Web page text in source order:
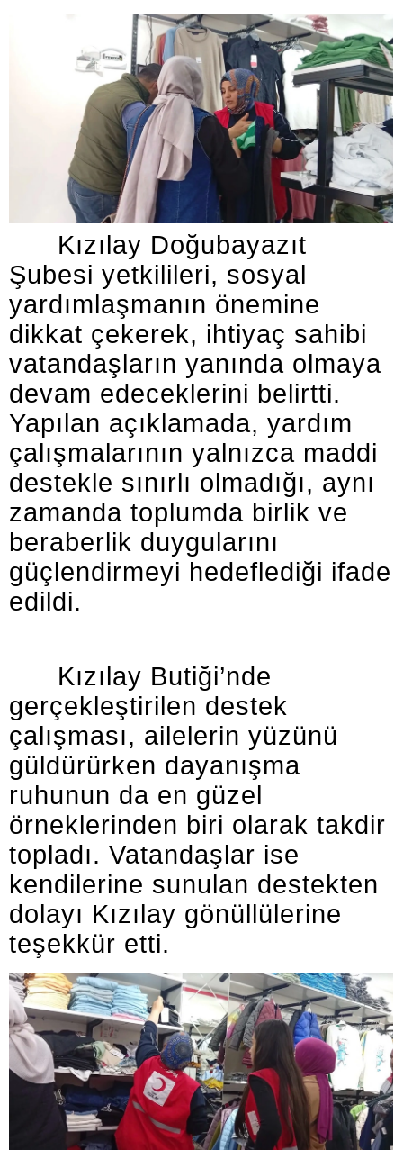
Kızılay Doğubayazıt
Şubesi yetkilileri, sosyal
yardımlaşmanın önemine
dikkat çekerek, ihtiyaç sahibi
vatandaşların yanında olmaya
devam edeceklerini belirtti.
Yapılan açıklamada, yardım
çalışmalarının yalnızca maddi
destekle sınırlı olmadığı, aynı
zamanda toplumda birlik ve
beraberlik duygularını
güçlendirmeyi hedeflediği ifade
edildi.
Kızılay Butiği’nde
gerçekleştirilen destek
çalışması, ailelerin yüzünü
güldürürken dayanışma
ruhunun da en güzel
örneklerinden biri olarak takdir
topladı. Vatandaşlar ise
kendilerine sunulan destekten
dolayı Kızılay gönüllülerine
teşekkür etti.